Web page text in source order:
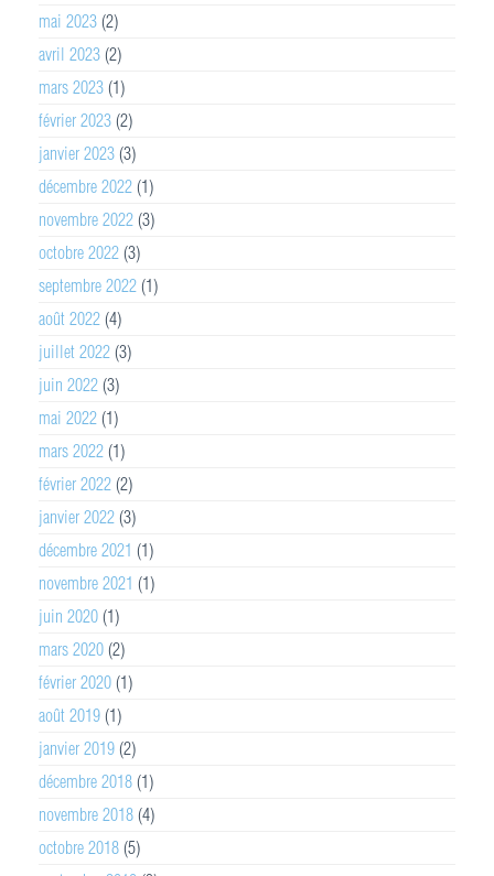
mai 2023 (2)
avril 2023 (2)
mars 2023 (1)
février 2023 (2)
janvier 2023 (3)
décembre 2022 (1)
novembre 2022 (3)
octobre 2022 (3)
septembre 2022 (1)
août 2022 (4)
juillet 2022 (3)
juin 2022 (3)
mai 2022 (1)
mars 2022 (1)
février 2022 (2)
janvier 2022 (3)
décembre 2021 (1)
novembre 2021 (1)
juin 2020 (1)
mars 2020 (2)
février 2020 (1)
août 2019 (1)
janvier 2019 (2)
décembre 2018 (1)
novembre 2018 (4)
octobre 2018 (5)